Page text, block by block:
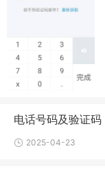
电话号码及验证码
2025-04-23